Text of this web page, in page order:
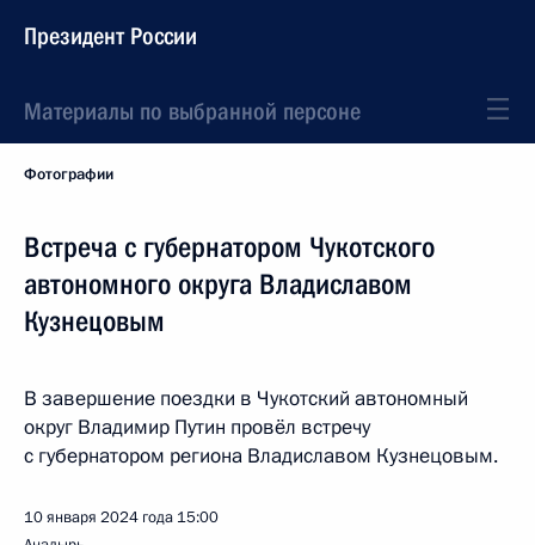
Президент России
Материалы по выбранной персоне
Фотографии
Встреча с губернатором Чукотского
автономного округа Владиславом
Кузнецовым
В завершение поездки в Чукотский автономный
округ Владимир Путин провёл встречу
с губернатором региона Владиславом Кузнецовым.
10 января 2024 года 15:00